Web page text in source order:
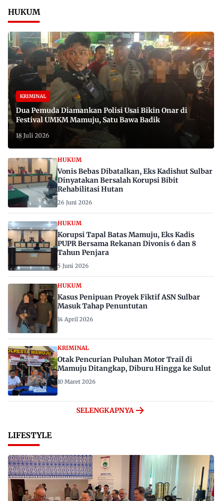
HUKUM
KRIMINAL
Dua Pemuda Diamankan Polisi Usai Bikin Onar di
Festival UMKM Mamuju, Satu Bawa Badik
18 Juli 2026
HUKUM
Vonis Bebas Dibatalkan, Eks Kadishut Sulbar
Dinyatakan Bersalah Korupsi Bibit
Rehabilitasi Hutan
26 Juni 2026
HUKUM
Korupsi Tapal Batas Mamuju, Eks Kadis
PUPR Bersama Rekanan Divonis 6 dan 8
Tahun Penjara
5 Juni 2026
HUKUM
Kasus Penipuan Proyek Fiktif ASN Sulbar
Masuk Tahap Penuntutan
14 April 2026
KRIMINAL
Otak Pencurian Puluhan Motor Trail di
Mamuju Ditangkap, Diburu Hingga ke Sulut
10 Maret 2026
SELENGKAPNYA
LIFESTYLE